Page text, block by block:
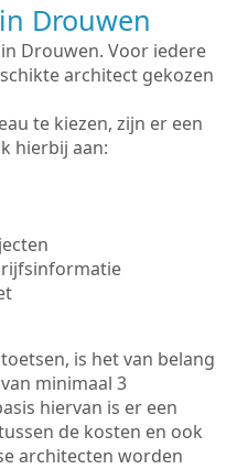
Drouwen
Drouwen. Voor iedere
architect gekozen
te kiezen, zijn er een
hierbij aan:
is het van belang
minimaal 3
hiervan is er een
de kosten en ook
architecten worden